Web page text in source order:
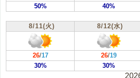
50%
40%
8/11(火) 8/12(水)
26/17 26/19
30%
30%